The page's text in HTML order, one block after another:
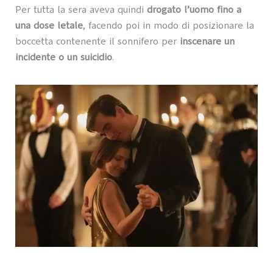
Per tutta la sera aveva quindi drogato l’uomo fino a
una dose letale, facendo poi in modo di posizionare la
boccetta contenente il sonnifero per inscenare un
incidente o un suicidio.